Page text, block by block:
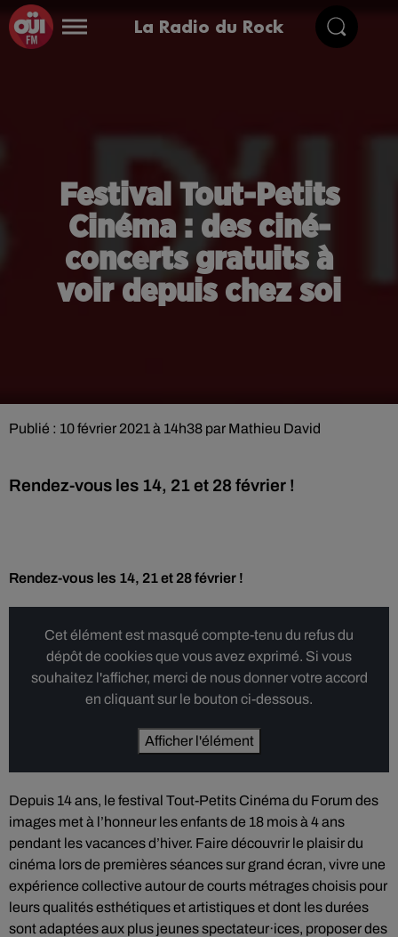
La Radio du Rock
Festival Tout-Petits
Cinéma : des ciné-
concerts gratuits à
voir depuis chez soi
Publié : 10 février 2021 à 14h38 par Mathieu David
Rendez-vous les 14, 21 et 28 février !
Rendez-vous les 14, 21 et 28 février !
Cet élément est masqué compte-tenu du refus du
dépôt de cookies que vous avez exprimé. Si vous
souhaitez l'afficher, merci de nous donner votre accord
en cliquant sur le bouton ci-dessous.
Afficher l'élément
Depuis 14 ans, le festival Tout-Petits Cinéma du Forum des
images met à l’honneur les enfants de 18 mois à 4 ans
pendant les vacances d’hiver. Faire découvrir le plaisir du
cinéma lors de premières séances sur grand écran, vivre une
expérience collective autour de courts métrages choisis pour
leurs qualités esthétiques et artistiques et dont les durées
sont adaptées aux plus jeunes spectateur·ices, proposer des